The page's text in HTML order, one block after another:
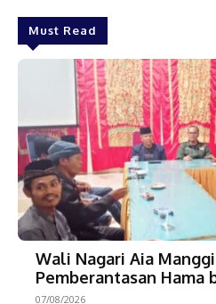
Must Read
Wali Nagari Aia
Pemberantasan Hama
07/08/2026